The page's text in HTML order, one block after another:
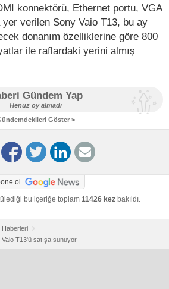
konnektörü, Ethernet portu, VGA
verilen Sony Vaio T13, bu ay
donanım özelliklerine göre 800
ile raflardaki yerini almış
Gündem Yap
Henüz oy almadı
Göster >
ol
bu içeriğe toplam 11426 kez bakıldı.
Haberleri
T13'ü satışa sunuyor